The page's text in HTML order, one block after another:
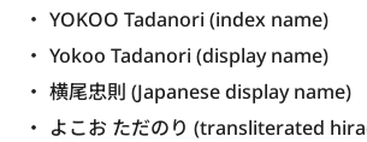
YOKOO Tadanori (index name)
Yokoo Tadanori (display name)
横尾忠則 (Japanese display name)
よこお ただのり (transliterated